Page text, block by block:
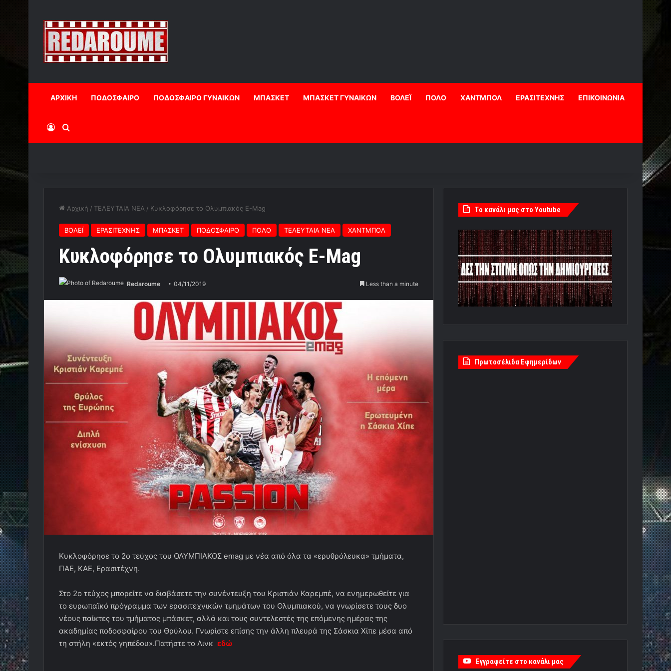
ΑΡΧΙΚΗ ΠΟΔΟΣΦΑΙΡΟ ΠΟΔΟΣΦΑΙΡΟ ΓΥΝΑΙΚΩΝ ΜΠΑΣΚΕΤ ΜΠΑΣΚΕΤ ΓΥΝΑΙΚΩΝ ΒΟΛΕΪ ΠΟΛΟ ΧΑΝΤΜΠΟΛ ΕΡΑΣΙΤΕΧΝΗΣ ΕΠΙΚΟΙΝΩΝΙΑ
Log InΑναζήτηση
Αρχική / ΤΕΛΕΥΤΑΙΑ ΝΕΑ / Κυκλοφόρησε το Ολυμπιακός E-Mag
ΒΟΛΕΪ ΕΡΑΣΙΤΕΧΝΗΣ ΜΠΑΣΚΕΤ ΠΟΔΟΣΦΑΙΡΟ ΠΟΛΟ ΤΕΛΕΥΤΑΙΑ ΝΕΑ ΧΑΝΤΜΠΟΛ
Κυκλοφόρησε το Ολυμπιακός E-Mag
Redaroume 04/11/2019 Less than a minute
Κυκλοφόρησε το 2ο τεύχος του ΟΛΥΜΠΙΑΚΟΣ emag με νέα από όλα τα «ερυθρόλευκα» τμήματα,
ΠΑΕ, ΚΑΕ, Ερασιτέχνη.
Στο 2ο τεύχος μπορείτε να διαβάσετε την συνέντευξη του Κριστιάν Καρεμπέ, να ενημερωθείτε για
το ευρωπαϊκό πρόγραμμα των ερασιτεχνικών τμημάτων του Ολυμπιακού, να γνωρίσετε τους δυο
νέους παίκτες του τμήματος μπάσκετ, αλλά και τους συντελεστές της επόμενης ημέρας της
ακαδημίας ποδοσφαίρου του Θρύλου. Γνωρίστε επίσης την άλλη πλευρά της Σάσκια Χίπε μέσα από
τη στήλη «εκτός γηπέδου».Πατήστε το Λινκ εδώ
Tο κανάλι μας στο Youtube
Πρωτοσέλιδα Εφημερίδων
Εγγραφείτε στο κανάλι μας